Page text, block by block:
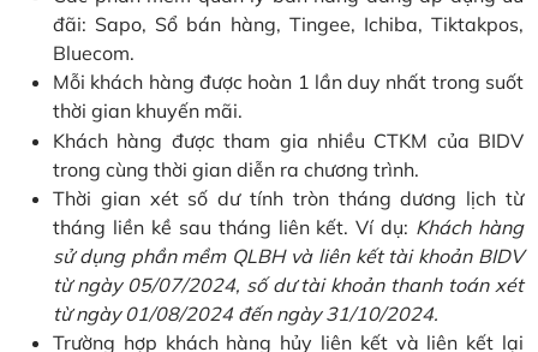
đãi: Sapo, Sổ bán hàng, Tingee, Ichiba, Tiktakpos,
Bluecom.
Mỗi khách hàng được hoàn 1 lần duy nhất trong suốt
thời gian khuyến mãi.
Khách hàng được tham gia nhiều CTKM của BIDV
trong cùng thời gian diễn ra chương trình.
Thời gian xét số dư tính tròn tháng dương lịch từ
tháng liền kề sau tháng liên kết. Ví dụ: Khách hàng
sử dụng phần mềm QLBH và liên kết tài khoản BIDV
từ ngày 05/07/2024, số dư tài khoản thanh toán xét
từ ngày 01/08/2024 đến ngày 31/10/2024.
Trường hợp khách hàng hủy liên kết và liên kết lại